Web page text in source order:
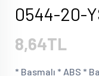
0544-20-
8,64TL
* Basmalı * ABS *